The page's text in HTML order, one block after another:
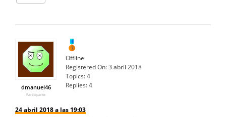
dmanuel46
Participante
Offline
Registered On:3 abril 2018
Topics:4
Replies:4
24 abril 2018 a las 19:03